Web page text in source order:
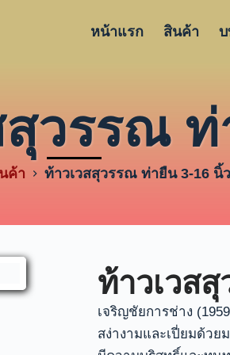
หน้าแรก สินค้า
สุวรรณ
ค้า ท้าวเวสสุวรรณ ท่ายืน 3-16 นิ้ว
ท้าวเวส
เจริญชัยการช่าง
สง่างามและเปี่ยมด้วย